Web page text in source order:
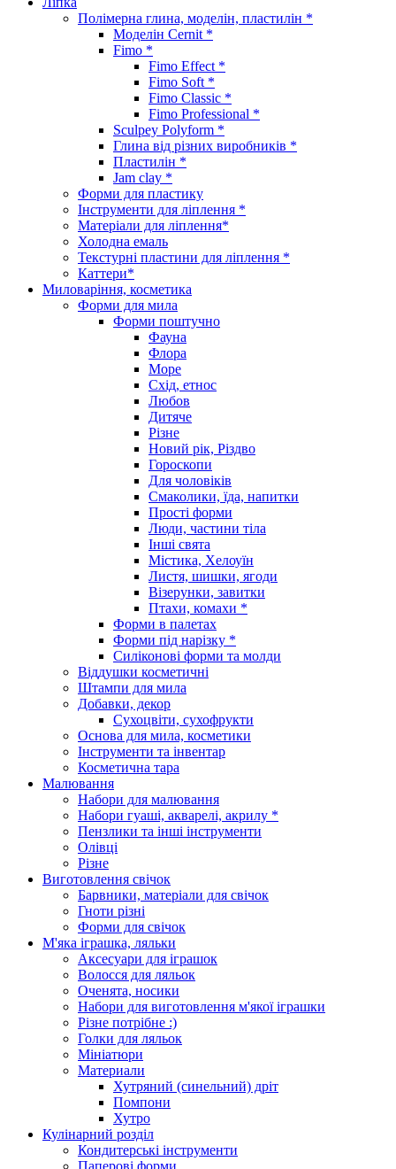
Полімерна глина, моделін, пластилін *
Моделін Cernit *
Fimo *
Fimo Effect *
Fimo Soft *
Fimo Classic *
Fimo Professional *
Sculpey Polyform *
Глина від різних виробників *
Пластилін *
Jam clay *
Форми для пластику
Інструменти для ліплення *
Матеріали для ліплення*
Холодна емаль
Текстурні пластини для ліплення *
Каттери*
Миловаріння, косметика
Форми для мила
Форми поштучно
Фауна
Флора
Море
Схід, етнос
Любов
Дитяче
Різне
Новий рік, Різдво
Гороскопи
Для чоловіків
Смаколики, їда, напитки
Прості форми
Люди, частини тіла
Інші свята
Містика, Хелоуїн
Листя, шишки, ягоди
Візерунки, завитки
Птахи, комахи *
Форми в палетах
Форми під нарізку *
Силіконові форми та молди
Віддушки косметичні
Штампи для мила
Добавки, декор
Сухоцвіти, сухофрукти
Основа для мила, косметики
Інструменти та інвентар
Косметична тара
Малювання
Набори для малювання
Набори гуаші, акварелі, акрилу *
Пензлики та інші інструменти
Олівці
Різне
Виготовлення свічок
Барвники, матеріали для свічок
Гноти різні
Форми для свічок
М'яка іграшка, ляльки
Аксесуари для іграшок
Волосся для ляльок
Оченята, носики
Набори для виготовлення м'якої іграшки
Різне потрібне :)
Голки для ляльок
Мініатюри
Материали
Хутряний (синельний) дріт
Помпони
Хутро
Кулінарний розділ
Кондитерські інструменти
Паперові форми